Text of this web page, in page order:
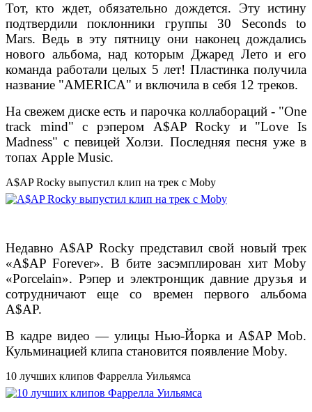
Тот, кто ждет, обязательно дождется. Эту истину
подтвердили поклонники группы 30 Seconds to
Mars. Ведь в эту пятницу они наконец дождались
нового альбома, над которым Джаред Лето и его
команда работали целых 5 лет! Пластинка получила
название "AMERICA" и включила в себя 12 треков.
На свежем диске есть и парочка коллабораций - "One
track mind" с рэпером A$AP Rocky и "Love Is
Madness" с певицей Холзи. Последняя песня уже в
топах Apple Music.
A$AP Rocky выпустил клип на трек с Moby
Недавно A$AP Rocky представил свой новый трек
«A$AP Forever». В бите засэмплирован хит Moby
«Porcelain». Рэпер и электронщик давние друзья и
сотрудничают еще со времен первого альбома
A$AP.
В кадре видео — улицы Нью-Йорка и A$AP Mob.
Кульминацией клипа становится появление Moby.
10 лучших клипов Фаррелла Уильямса